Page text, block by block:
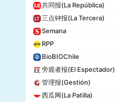
共同报(La República)
三点钟报(La Tercera)
Semana
RPP
BioBIOChile
旁观者报(El Espectador)
管理报(Gestión)
西瓜网(La Patilla)